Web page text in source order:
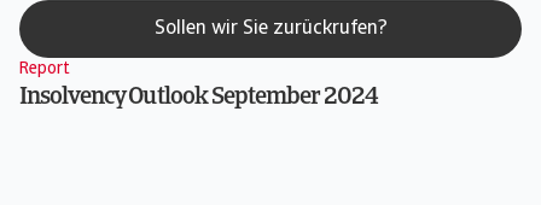
Sollen wir Sie zurückrufen?
Report
Insolvency Outlook September 2024